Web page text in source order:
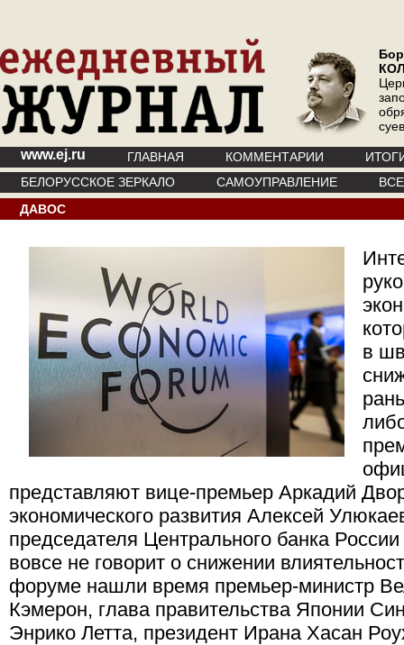
www.ej.ru ГЛАВНАЯ КОММЕНТАРИИ
БЕЛОРУССКОЕ ЗЕРКАЛО
САМОУПРАВЛЕНИЕ
ДАВОС
в
представляют вице-премьер Аркадий
экономического развития Алексей
председателя Центрального банка
вовсе не говорит о снижении
форуме нашли время премьер-министр
Кэмерон, глава правительства Японии
Энрико Летта, президент Ирана Хасан